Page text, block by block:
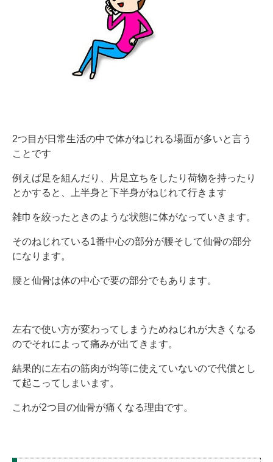
2つ目が日常生活の中で体がねじれる場面が多いと言う
ことです
例えば足を組んだり、片足立ちをしたり荷物を持ったり
とかすると、上半身と下半身がねじれて行きます
雑巾を絞ったときのような状態に体がなっていきます。
そのねじれている1番中心の部分が腰そして仙骨の部分
になります。
腰と仙骨は体の中心で要の部分でもあります。
左右で使い方が変わってしまうためねじれが大きくなる
のでそれによって痛みが出てきます。
結果的に左右の筋肉が均等に使えていないので代償とし
て起こってしまいます。
これが2つ目の仙骨が痛くなる理由です。